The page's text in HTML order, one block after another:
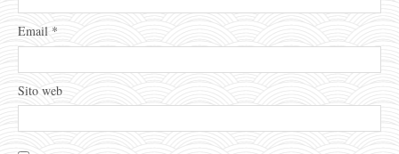
Email *
Sito web